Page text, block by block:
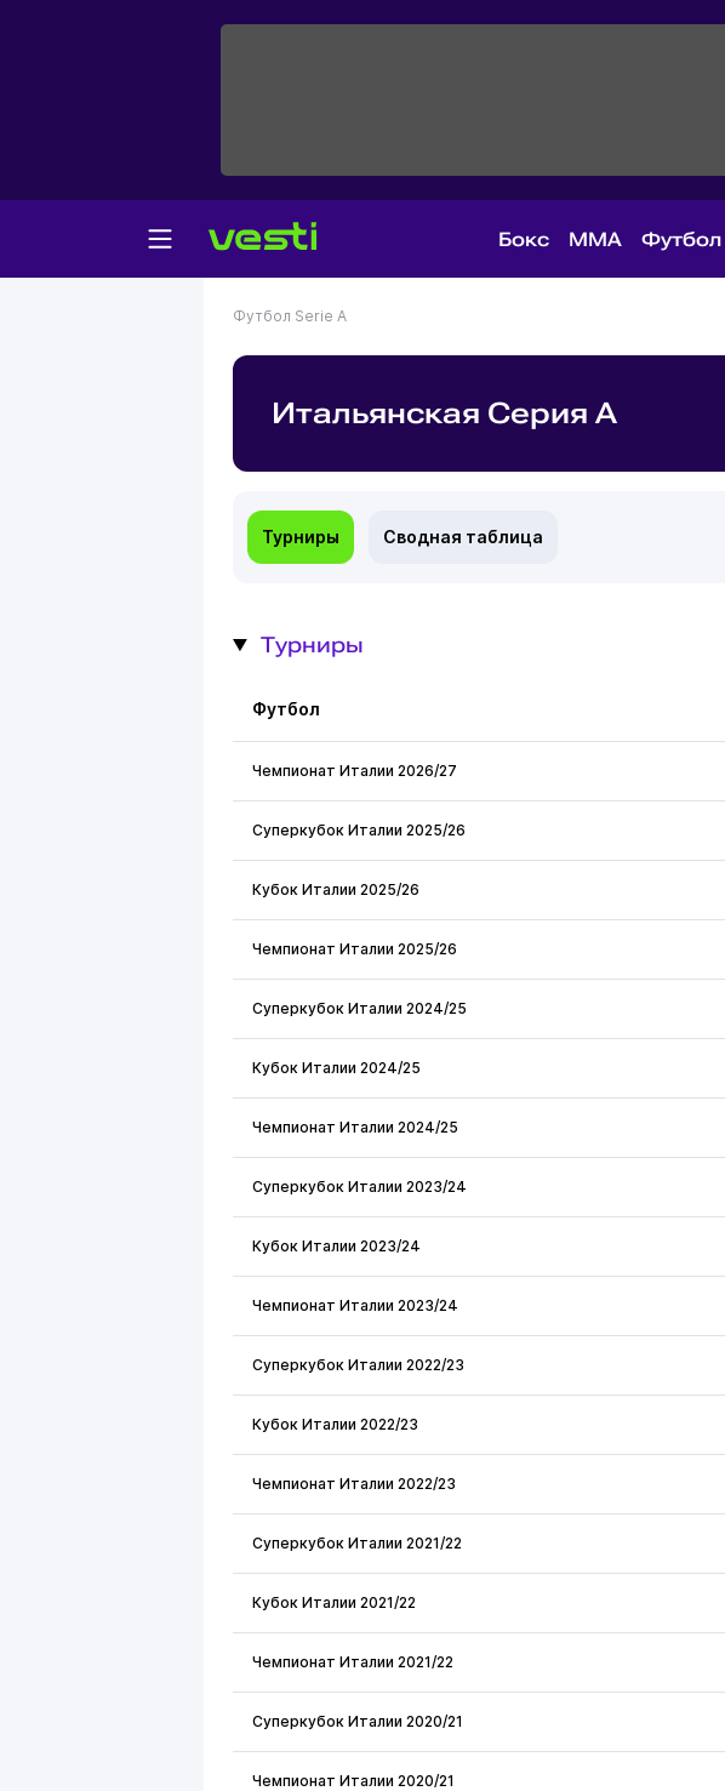
Бокс MMA Футбол
Футбол Serie A
Итальянская Серия А
Турниры Сводная таблица
Турниры
Футбол
Чемпионат Италии 2026/27
Суперкубок Италии 2025/26
Кубок Италии 2025/26
Чемпионат Италии 2025/26
Суперкубок Италии 2024/25
Кубок Италии 2024/25
Чемпионат Италии 2024/25
Суперкубок Италии 2023/24
Кубок Италии 2023/24
Чемпионат Италии 2023/24
Суперкубок Италии 2022/23
Кубок Италии 2022/23
Чемпионат Италии 2022/23
Суперкубок Италии 2021/22
Кубок Италии 2021/22
Чемпионат Италии 2021/22
Суперкубок Италии 2020/21
Чемпионат Италии 2020/21